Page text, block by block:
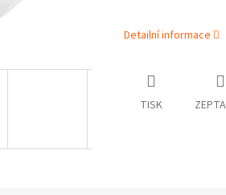
Detailní informace
TISK